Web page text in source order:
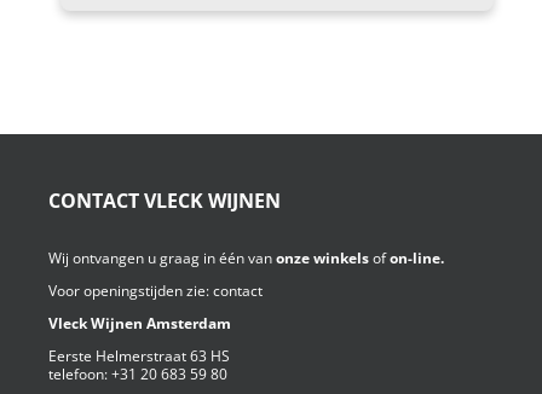
CONTACT VLECK WIJNEN
Wij ontvangen u graag in één vanonze winkelsofon-line.
Voor openingstijden zie:contact
Vleck Wijnen Amsterdam
Eerste Helmerstraat 63 HS
telefoon:+31 20 683 59 80